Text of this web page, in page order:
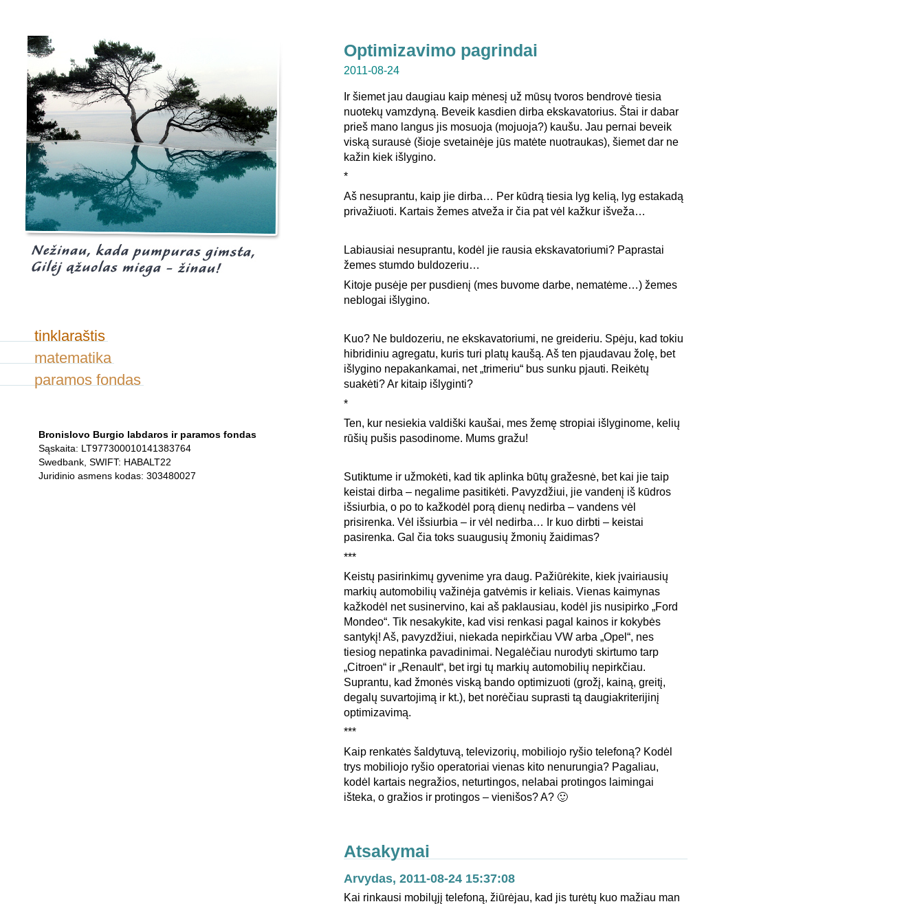
tinklaraštis
matematika
paramos fondas
Bronislovo Burgio labdaros ir paramos fondas
Sąskaita: LT977300010141383764
Swedbank, SWIFT: HABALT22
Juridinio asmens kodas: 303480027
Optimizavimo pagrindai
2011-08-24
Ir šiemet jau daugiau kaip mėnesį už mūsų tvoros bendrovė tiesia
nuotekų vamzdyną. Beveik kasdien dirba ekskavatorius. Štai ir dabar
prieš mano langus jis mosuoja (mojuoja?) kaušu. Jau pernai beveik
viską surausė (šioje svetainėje jūs matėte nuotraukas), šiemet dar ne
kažin kiek išlygino.
*
Aš nesuprantu, kaip jie dirba… Per kūdrą tiesia lyg kelią, lyg estakadą
privažiuoti. Kartais žemes atveža ir čia pat vėl kažkur išveža…
Labiausiai nesuprantu, kodėl jie rausia ekskavatoriumi? Paprastai
žemes stumdo buldozeriu…
Kitoje pusėje per pusdienį (mes buvome darbe, nematėme…) žemes
neblogai išlygino.
Kuo? Ne buldozeriu, ne ekskavatoriumi, ne greideriu. Spėju, kad tokiu
hibridiniu agregatu, kuris turi platų kaušą. Aš ten pjaudavau žolę, bet
išlygino nepakankamai, net „trimeriu“ bus sunku pjauti. Reikėtų
suakėti? Ar kitaip išlyginti?
*
Ten, kur nesiekia valdiški kaušai, mes žemę stropiai išlyginome, kelių
rūšių pušis pasodinome. Mums gražu!
Sutiktume ir užmokėti, kad tik aplinka būtų gražesnė, bet kai jie taip
keistai dirba – negalime pasitikėti. Pavyzdžiui, jie vandenį iš kūdros
išsiurbia, o po to kažkodėl porą dienų nedirba – vandens vėl
prisirenka. Vėl išsiurbia – ir vėl nedirba… Ir kuo dirbti – keistai
pasirenka. Gal čia toks suaugusių žmonių žaidimas?
***
Keistų pasirinkimų gyvenime yra daug. Pažiūrėkite, kiek įvairiausių
markių automobilių važinėja gatvėmis ir keliais. Vienas kaimynas
kažkodėl net susinervino, kai aš paklausiau, kodėl jis nusipirko „Ford
Mondeo“. Tik nesakykite, kad visi renkasi pagal kainos ir kokybės
santykį! Aš, pavyzdžiui, niekada nepirkčiau VW arba „Opel“, nes
tiesiog nepatinka pavadinimai. Negalėčiau nurodyti skirtumo tarp
„Citroen“ ir „Renault“, bet irgi tų markių automobilių nepirkčiau.
Suprantu, kad žmonės viską bando optimizuoti (grožį, kainą, greitį,
degalų suvartojimą ir kt.), bet norėčiau suprasti tą daugiakriterijinį
optimizavimą.
***
Kaip renkatės šaldytuvą, televizorių, mobiliojo ryšio telefoną? Kodėl
trys mobiliojo ryšio operatoriai vienas kito nenurungia? Pagaliau,
kodėl kartais negražios, neturtingos, nelabai protingos laimingai
išteka, o gražios ir protingos – vienišos? A? 🙂
Atsakymai
Arvydas, 2011-08-24 15:37:08
Kai rinkausi mobilųjį telefoną, žiūrėjau, kad jis turėtų kuo mažiau man